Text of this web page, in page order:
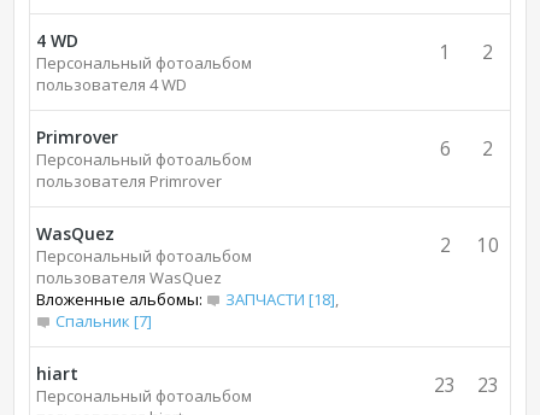
4 WD
Персональный фотоальбом
пользователя 4 WD
2
1
Primrover
Персональный фотоальбом
пользователя Primrover
2
6
WasQuez
Персональный фотоальбом
пользователя WasQuez
Вложенные альбомы:
ЗАПЧАСТИ [18],
Спальник [7]
10
2
hiart
Персональный фотоальбом
23
23